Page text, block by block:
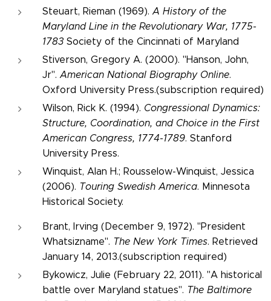
Steuart, Rieman (1969).A History of the
Maryland Line in the Revolutionary War, 1775-
1783 Society of the Cincinnati of Maryland
Stiverson, Gregory A. (2000). "Hanson, John,
Jr".American National Biography Online.
Oxford University Press.(subscription required)
Wilson, Rick K. (1994). Congressional Dynamics:
Structure, Coordination, and Choice in the First
American Congress, 1774-1789. Stanford
University Press.
Winquist, Alan H.; Rousselow-Winquist, Jessica
(2006). Touring Swedish America. Minnesota
Historical Society.
Brant, Irving (December 9, 1972). "President
Whatsizname". The New York Times. Retrieved
January 14, 2013.(subscription required)
Bykowicz, Julie (February 22, 2011). "A historical
battle over Maryland statues". The Baltimore